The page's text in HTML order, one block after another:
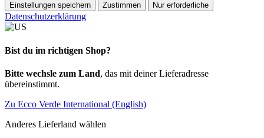
Einstellungen speichern Zustimmen Nur erforderliche
Datenschutzerklärung
Bist du im richtigen Shop?
Bitte wechsle zum Land, das mit deiner Lieferadresse
übereinstimmt.
Zu Ecco Verde International (English)
Anderes Lieferland wählen